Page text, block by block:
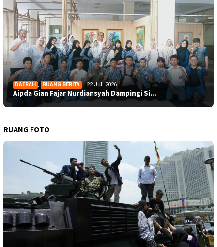
DAERAH , RUANG BERITA 22 Juli 2026
Aipda Gian Fajar Nurdiansyah Dampingi Si…
RUANG FOTO